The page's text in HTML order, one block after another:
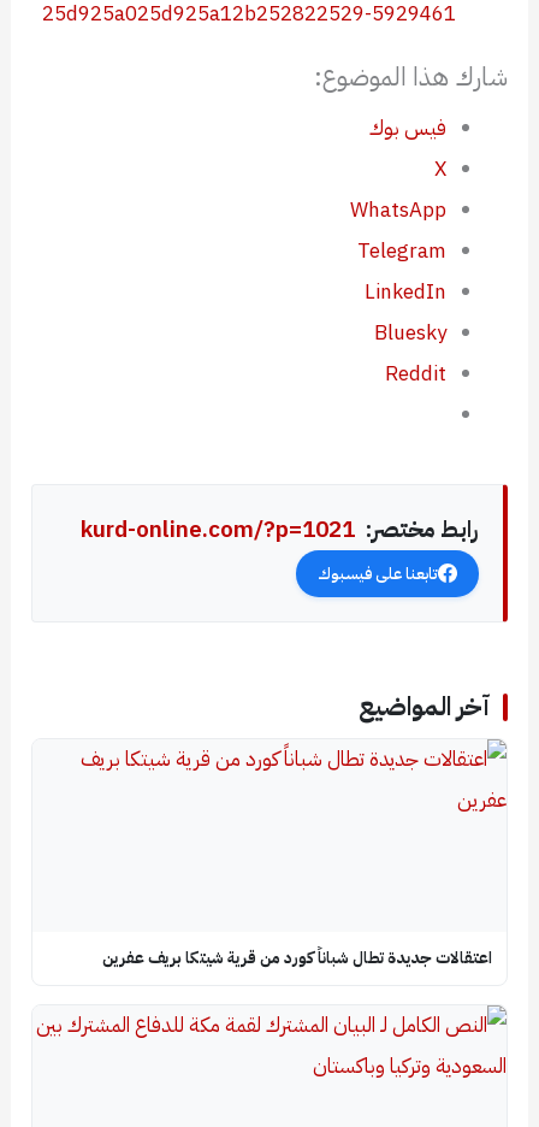
شارك هذا الموضوع:
فيس بوك
X
WhatsApp
Telegram
LinkedIn
Bluesky
Reddit
رابط مختصر: kurd-online.com/?p=1021
تابعنا على فيسبوك
آخر المواضيع
اعتقالات جديدة تطال شباناً كورد من قرية شيتكا بريف عفرين